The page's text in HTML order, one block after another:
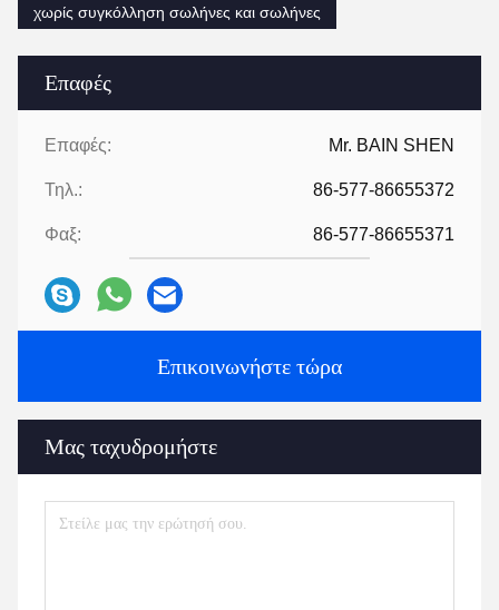
Επαφές
Επαφές: Mr. BAIN SHEN
Τηλ.: 86-577-86655372
Φαξ: 86-577-86655371
Επικοινωνήστε τώρα
Μας ταχυδρομήστε
χωρίς συγκόλληση σωλήνες και σωλήνες